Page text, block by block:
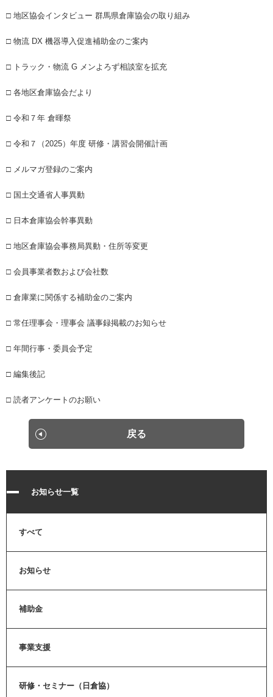
□ 地区協会インタビュー 群馬県倉庫協会の取り組み
□ 物流 DX 機器導入促進補助金のご案内
□ トラック・物流 G メンよろず相談室を拡充
□ 各地区倉庫協会だより
□ 令和７年 倉暉祭
□ 令和７（2025）年度 研修・講習会開催計画
□ メルマガ登録のご案内
□ 国土交通省人事異動
□ 日本倉庫協会幹事異動
□ 地区倉庫協会事務局異動・住所等変更
□ 会員事業者数および会社数
□ 倉庫業に関係する補助金のご案内
□ 常任理事会・理事会 議事録掲載のお知らせ
□ 年間行事・委員会予定
□ 編集後記
□ 読者アンケートのお願い
戻る
お知らせ一覧
すべて
お知らせ
補助金
事業支援
研修・セミナー（日倉協）